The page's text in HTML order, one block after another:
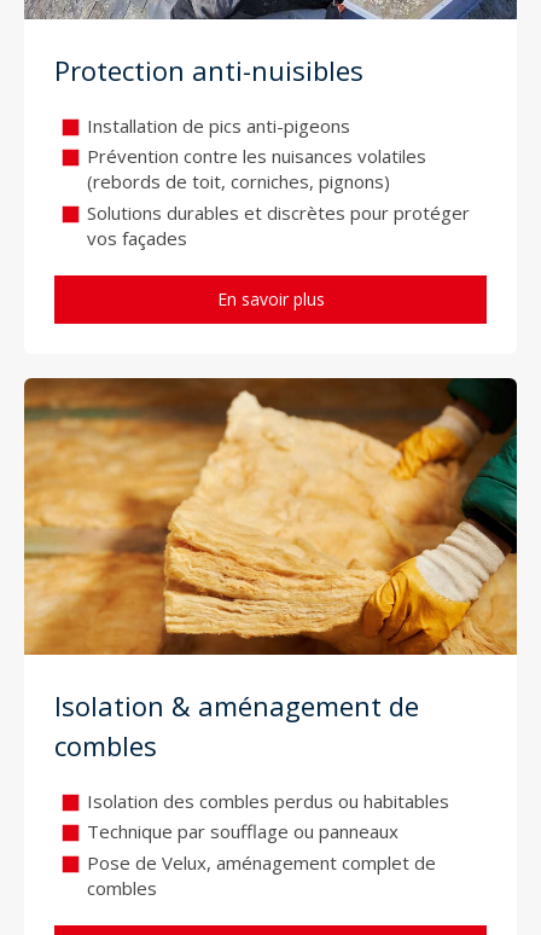
Protection anti-nuisibles
Installation de pics anti-pigeons
Prévention contre les nuisances volatiles
(rebords de toit, corniches, pignons)
Solutions durables et discrètes pour protéger
vos façades
En savoir plus
Isolation & aménagement de
combles
Isolation des combles perdus ou habitables
Technique par soufflage ou panneaux
Pose de Velux, aménagement complet de
combles